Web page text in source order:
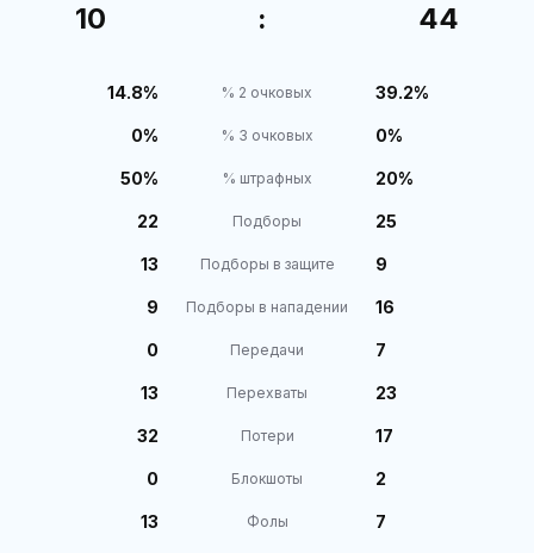
10 : 44
14.8% % 2 очковых 39.2%
0% % 3 очковых 0%
50% % штрафных 20%
22 Подборы 25
13 Подборы в защите 9
9 Подборы в нападении 16
0 Передачи 7
13 Перехваты 23
32 Потери 17
0 Блокшоты 2
13 Фолы 7